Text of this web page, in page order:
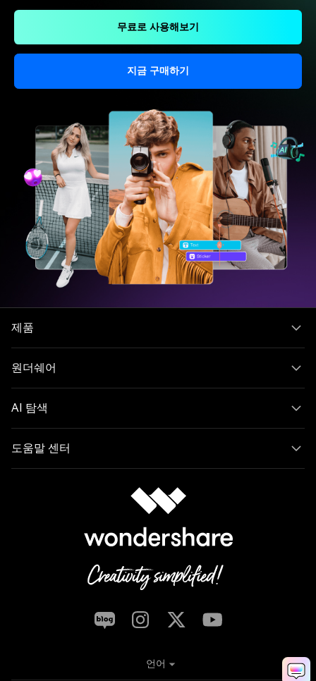
무료로 사용해보기
지금 구매하기
제품
원더쉐어
AI 탐색
도움말 센터
언어